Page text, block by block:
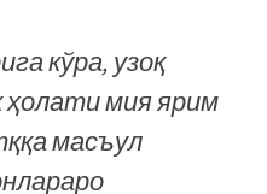
кўра, узоқ
мия ярим
масъул